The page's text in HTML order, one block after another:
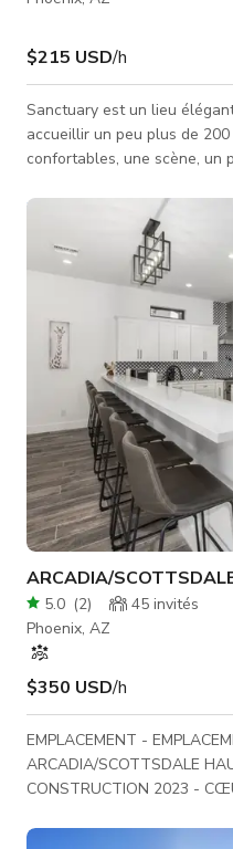
$215 USD/h
Sanctuary est un lieu
accueillir un peu plus de
confortables, une scène, un
web. À l'extérieur de la salle se trouve un hall spacieux pour
enregistrer vos invités et
sont vos objectifs afin que
événement à réussir. C’est
ARCADIA/
5.0 (2) 45 invités
Phoenix, AZ
$350 USD/h
EMPLACEMENT -
ARCADIA/SCOTTSDALE
CONSTRUCTION 2023 -
CAMELBACK - IMMENSE